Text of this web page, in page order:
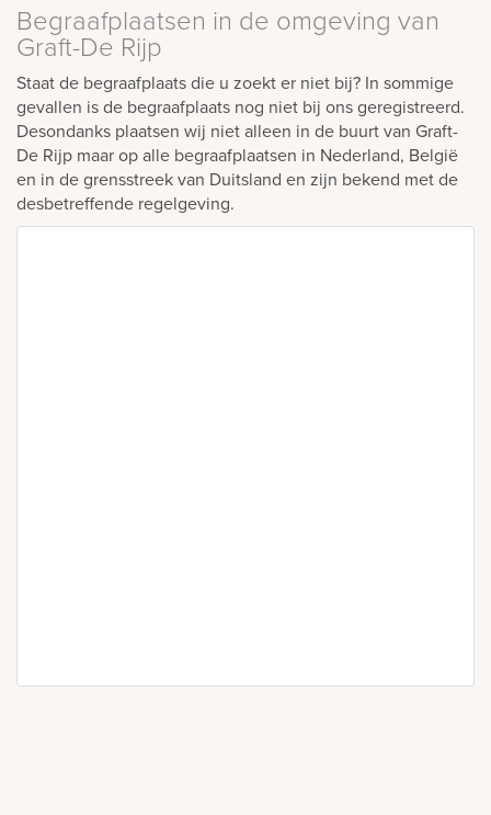
Begraafplaatsen in de omgeving van
Graft-De Rijp
Staat de begraafplaats die u zoekt er niet bij? In sommige
gevallen is de begraafplaats nog niet bij ons geregistreerd.
Desondanks plaatsen wij niet alleen in de buurt van Graft-
De Rijp maar op alle begraafplaatsen in Nederland, België
en in de grensstreek van Duitsland en zijn bekend met de
desbetreffende regelgeving.